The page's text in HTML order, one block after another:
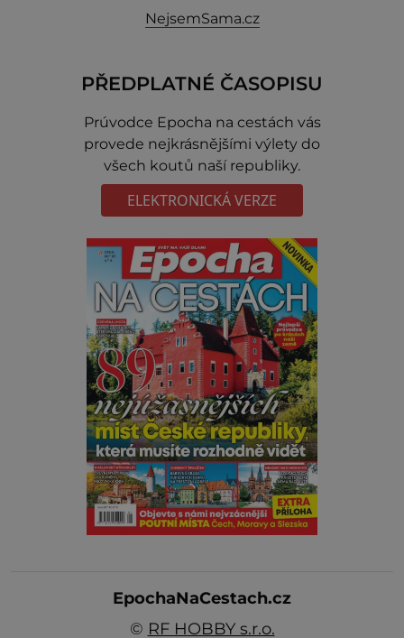
NejsemSama.cz
PŘEDPLATNÉ ČASOPISU
Prúvodce Epocha na cestách vás
provede nejkrásnějšími výlety do
všech koutů naší republiky.
ELEKTRONICKÁ VERZE
EpochaNaCestach.cz
© RF HOBBY s.r.o.